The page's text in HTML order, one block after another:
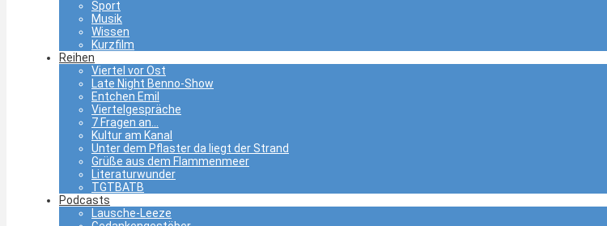
Sport
Musik
Wissen
Kurzfilm
Reihen
Viertel vor Ost
Late Night Benno-Show
Entchen Emil
Viertelgespräche
7 Fragen an…
Kultur am Kanal
Unter dem Pflaster da liegt der Strand
Grüße aus dem Flammenmeer
Literaturwunder
TGTBATB
Podcasts
Lausche-Leeze